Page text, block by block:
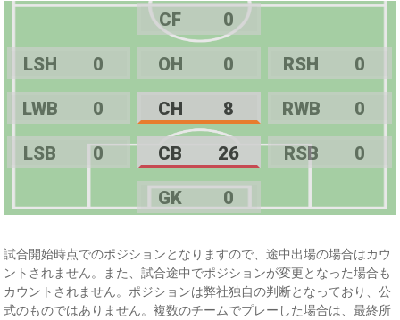
CF 0
LSH 0 OH 0 RSH 0
LWB 0 CH 8 RWB 0
LSB 0 CB 26 RSB 0
GK 0
試合開始時点でのポジションとなりますので、途中出場の場合はカウ
ントされません。また、試合途中でポジションが変更となった場合も
カウントされません。ポジションは弊社独自の判断となっており、公
式のものではありません。複数のチームでプレーした場合は、最終所